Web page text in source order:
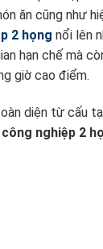
ăn cũng như
2 họng nổi lên
hạn chế mà
giờ cao điểm.
diện từ cấu
công nghiệp 2